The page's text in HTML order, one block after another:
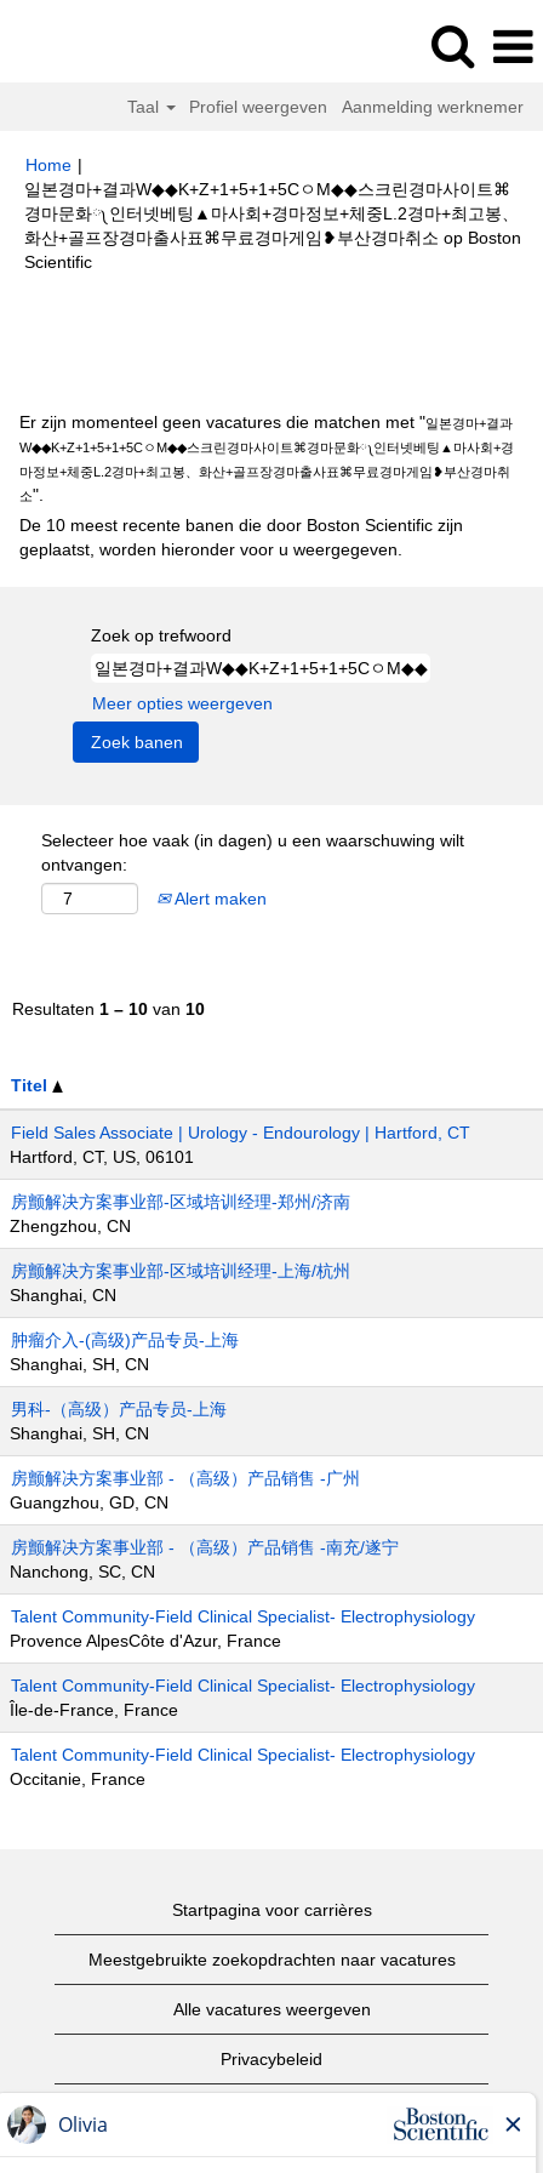
Taal Profiel weergeven Aanmelding werknemer
Home |
일본경마+결과W◆◆K+Z+1+5+1+5CㅇM◆◆스크린경마사이트⌘
경마문화༾인터넷베팅▲마사회+경마정보+체중L.2경마+최고봉、
화산+골프장경마출사표⌘무료경마게임❥부산경마취소 op Boston
Scientific(huidige
Er zijn momenteel geen vacatures die matchen met "일본경마+결과
W◆◆K+Z+1+5+1+5CㅇM◆◆스크린경마사이트⌘경마문화༾인터넷베팅▲마사회+경
마정보+체중L.2경마+최고봉、화산+골프장경마출사표⌘무료경마게임❥부산경마취
소".
De 10 meest recente banen die door Boston Scientific zijn
geplaatst, worden hieronder voor u weergegeven.
Zoek op trefwoord
Meer opties weergeven
Selecteer hoe vaak (in dagen) u een waarschuwing wilt
ontvangen:
Alert maken
Resultaten 1 – 10 van 10
Titel
Field Sales Associate | Urology - Endourology | Hartford, CT
Hartford, CT, US, 06101
房颤解决方案事业部-区域培训经理-郑州/济南
Zhengzhou, CN
房颤解决方案事业部-区域培训经理-上海/杭州
Shanghai, CN
肿瘤介入-(高级)产品专员-上海
Shanghai, SH, CN
男科-（高级）产品专员-上海
Shanghai, SH, CN
房颤解决方案事业部 - （高级）产品销售 -广州
Guangzhou, GD, CN
房颤解决方案事业部 - （高级）产品销售 -南充/遂宁
Nanchong, SC, CN
Talent Community-Field Clinical Specialist- Electrophysiology
Provence AlpesCôte d'Azur, France
Talent Community-Field Clinical Specialist- Electrophysiology
Île-de-France, France
Talent Community-Field Clinical Specialist- Electrophysiology
Occitanie, France
Startpagina voor carrières
Meestgebruikte zoekopdrachten naar vacatures
Alle vacatures weergeven
Privacybeleid
Copyright informatie